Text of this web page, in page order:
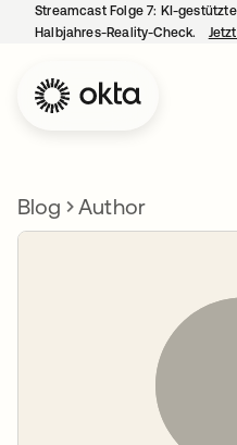
Streamcast Folge 7: KI-
Halbjahres-Reality-Check.
Blog Author